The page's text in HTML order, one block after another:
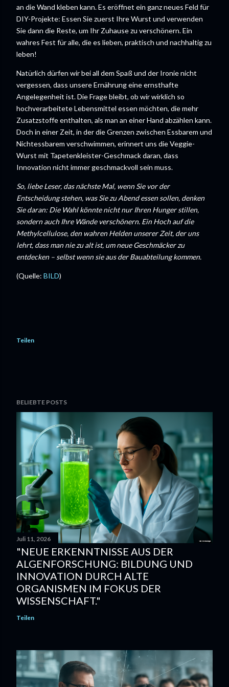
an die Wand kleben kann. Es eröffnet ein ganz neues Feld für
DIY-Projekte: Essen Sie zuerst Ihre Wurst und verwenden
Sie dann die Reste, um Ihr Zuhause zu verschönern. Ein
wahres Fest für alle, die es lieben, praktisch und nachhaltig zu
leben!
Natürlich dürfen wir bei all dem Spaß und der Ironie nicht
vergessen, dass unsere Ernährung eine ernsthafte
Angelegenheit ist. Die Frage bleibt, ob wir wirklich so
hochverarbeitete Lebensmittel essen möchten, die mehr
Zusatzstoffe enthalten, als man an einer Hand abzählen kann.
Doch in einer Zeit, in der die Grenzen zwischen Essbarem und
Nichtessbarem verschwimmen, erinnert uns die Veggie-
Wurst mit Tapetenkleister-Geschmack daran, dass
Innovation nicht immer geschmackvoll sein muss.
So, liebe Leser, das nächste Mal, wenn Sie vor der
Entscheidung stehen, was Sie zu Abend essen sollen, denken
Sie daran: Die Wahl könnte nicht nur Ihren Hunger stillen,
sondern auch Ihre Wände verschönern. Ein Hoch auf die
Methylcellulose, den wahren Helden unserer Zeit, der uns
lehrt, dass man nie zu alt ist, um neue Geschmäcker zu
entdecken – selbst wenn sie aus der Bauabteilung kommen.
(Quelle: BILD)
Teilen
BELIEBTE POSTS
Juli 11, 2026
"NEUE ERKENNTNISSE AUS DER
ALGENFORSCHUNG: BILDUNG UND
INNOVATION DURCH ALTE
ORGANISMEN IM FOKUS DER
WISSENSCHAFT."
Teilen